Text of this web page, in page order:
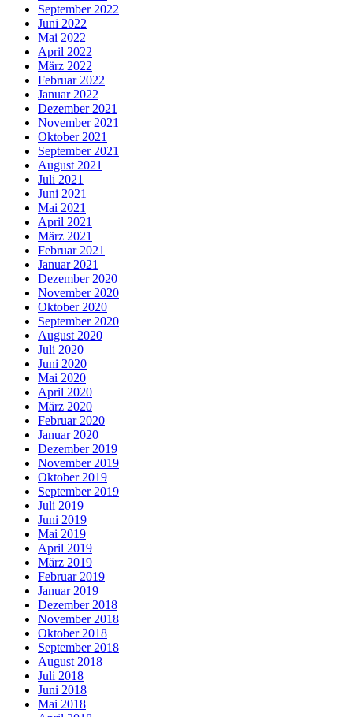
September 2022
Juni 2022
Mai 2022
April 2022
März 2022
Februar 2022
Januar 2022
Dezember 2021
November 2021
Oktober 2021
September 2021
August 2021
Juli 2021
Juni 2021
Mai 2021
April 2021
März 2021
Februar 2021
Januar 2021
Dezember 2020
November 2020
Oktober 2020
September 2020
August 2020
Juli 2020
Juni 2020
Mai 2020
April 2020
März 2020
Februar 2020
Januar 2020
Dezember 2019
November 2019
Oktober 2019
September 2019
Juli 2019
Juni 2019
Mai 2019
April 2019
März 2019
Februar 2019
Januar 2019
Dezember 2018
November 2018
Oktober 2018
September 2018
August 2018
Juli 2018
Juni 2018
Mai 2018